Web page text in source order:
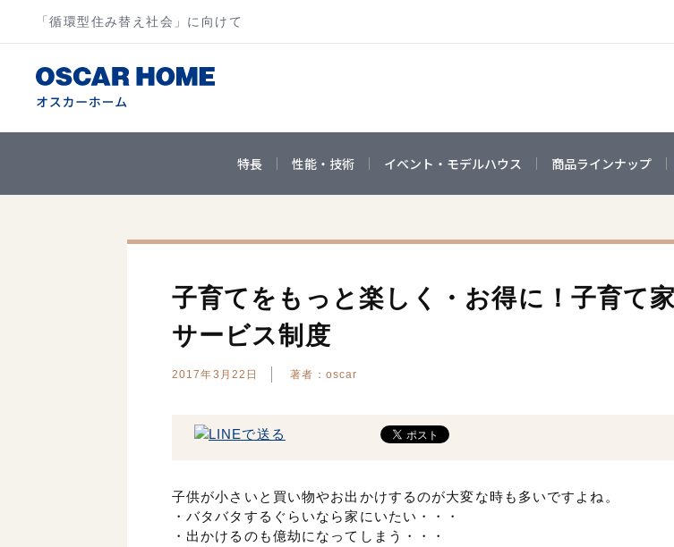
「循環型住み替え社会」に向けて
特長 性能・技術 イベント・モデルハウス 商品ラインナップ
子育てをもっと楽しく・お得に！子育て
サービス制度
2017年3月22日 著者：oscar
子供が小さいと買い物やお出かけするのが大変な時も多いですよね。
・バタバタするぐらいなら家にいたい・・・
・出かけるのも億劫になってしまう・・・